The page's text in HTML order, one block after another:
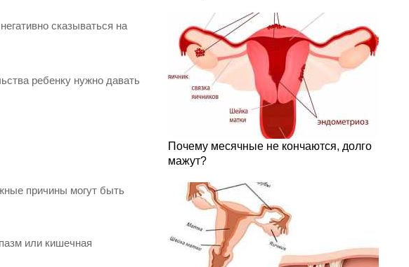
сказываться на
ребенку нужно давать
причины могут быть
или кишечная
Почему месячные не кончаются, долго
мажут?